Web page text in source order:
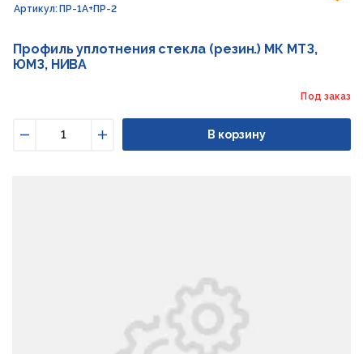
Артикул: ПР-1А+ПР-2
Профиль уплотнения стекла (резин.) МК МТЗ,
ЮМЗ, НИВА
Под заказ
Увеличить
В корзину